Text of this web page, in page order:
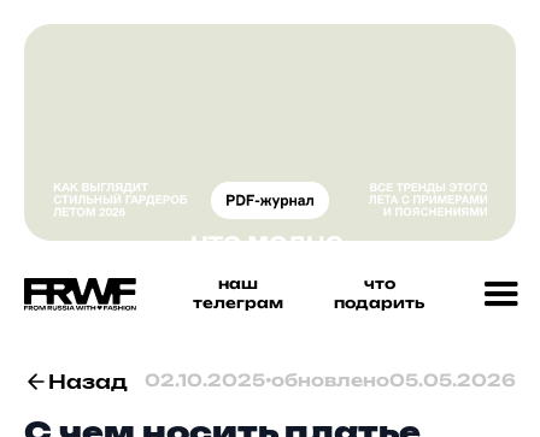
наш
телеграм
что
подарить
Назад 02.10.2025•обновлено05.05.2026